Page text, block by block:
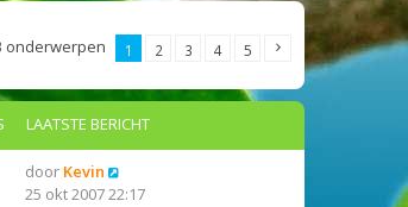
onderwerpen 1 2 3 4 5
LAATSTE BERICHT
door Kevin
25 okt 2007 22:17